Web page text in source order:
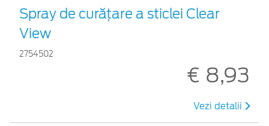
Spray de curățare a sticlei Clear
View
2754502
€ 8,93
Vezi detalii